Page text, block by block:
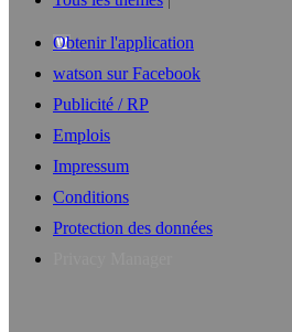
Obtenir l'application
watson sur Facebook
Publicité / RP
Emplois
Impressum
Conditions
Protection des données